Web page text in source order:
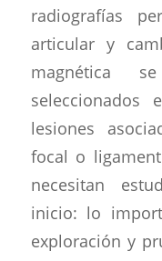
radiografías
articular y
magnética
seleccionados
lesiones
focal o
necesitan
inicio: lo
exploración y